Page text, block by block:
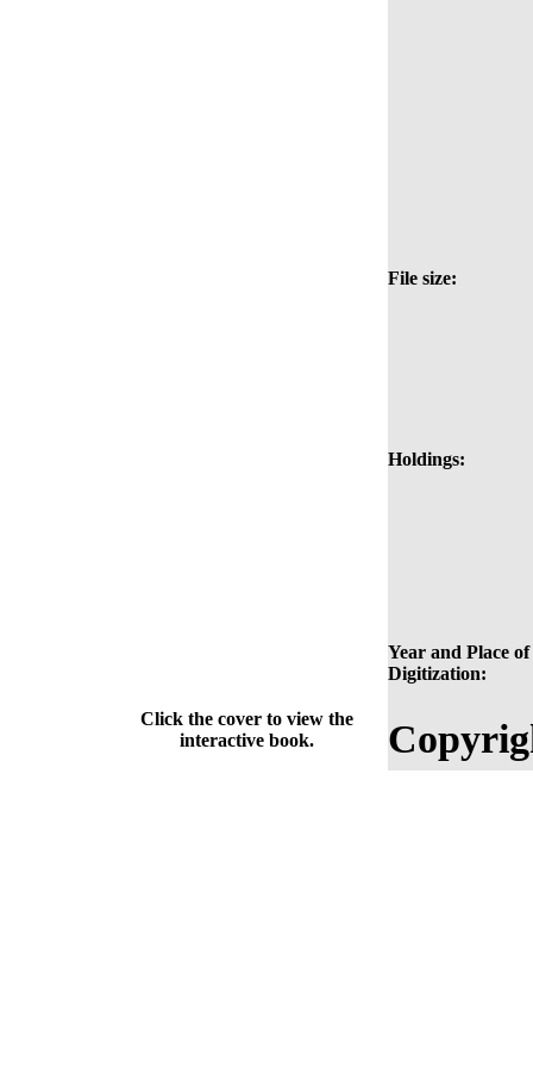
File size:
Holdings:
Year and Place of
Digitization:
Click the cover to view the
interactive book.